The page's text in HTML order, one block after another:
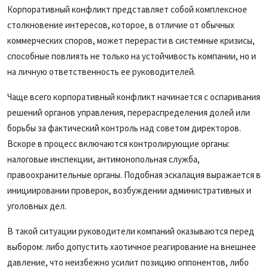
Корпоративный конфликт представляет собой комплексное
столкновение интересов, которое, в отличие от обычных
коммерческих споров, может перерасти в системные кризисы,
способные повлиять не только на устойчивость компании, но и
на личную ответственность ее руководителей.
Чаще всего корпоративный конфликт начинается с оспаривания
решений органов управления, перераспределения долей или
борьбы за фактический контроль над советом директоров.
Вскоре в процесс включаются контролирующие органы:
налоговые инспекции, антимонопольная служба,
правоохранительные органы. Подобная эскалация выражается в
инициировании проверок, возбуждении административных и
уголовных дел.
В такой ситуации руководители компаний оказываются перед
выбором: либо допустить хаотичное реагирование на внешнее
давление, что неизбежно усилит позицию оппонентов, либо